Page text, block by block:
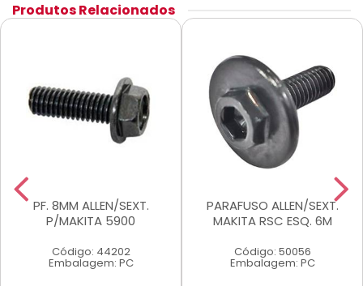
Produtos Relacionados
PF. 8MM ALLEN/SEXT.
P/MAKITA 5900
Código: 44202
Embalagem: PC
PARAFUSO ALLEN/SEXT.
MAKITA RSC ESQ. 6M
Código: 50056
Embalagem: PC